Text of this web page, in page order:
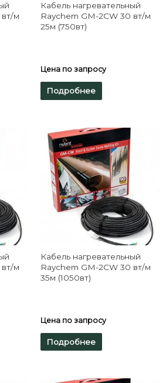
м
Кабель нагревательный
Raychem GM-2CW 30 вт/м
25м (750вт)
Цена по запросу
Подробнее
м
Кабель нагревательный
Raychem GM-2CW 30 вт/м
35м (1050вт)
Цена по запросу
Подробнее